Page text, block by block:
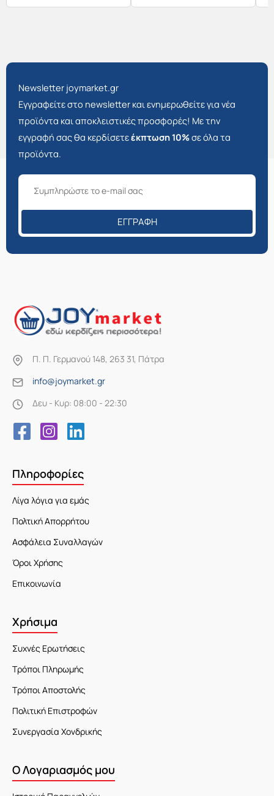
Newsletter joymarket.gr
Εγγραφείτε στο newsletter και ενημερωθείτε για νέα
προϊόντα και αποκλειστικές προσφορές! Με την
εγγραφή σας θα κερδίσετεέκπτωση 10%σε όλα τα
προϊόντα.
ΕΓΓΡΑΦΉ
Π. Π. Γερμανού 148, 263 31, Πάτρα
info@joymarket.gr
Δευ - Κυρ: 08:00 - 22:30
Πληροφορίες
Λίγα λόγια για εμάς
Πολτική Απορρήτου
Ασφάλεια Συναλλαγών
Όροι Χρήσης
Επικοινωνία
Χρήσιμα
Συχνές Ερωτήσεις
Τρόποι Πληρωμής
Τρόποι Αποστολής
Πολιτική Επιστροφών
Συνεργασία Χονδρικής
Ο Λογαριασμός μου